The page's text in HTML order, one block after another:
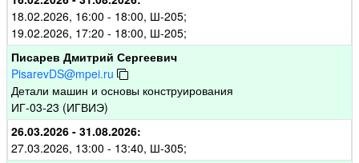
18.02.2026, 16:00 - 18:00, Ш-205;
19.02.2026, 17:20 - 18:00, Ш-205;
Писарев Дмитрий Сергеевич
PisarevDS@mpei.ru
Детали машин и основы конструирования
ИГ-03-23 (ИГВИЭ)
26.03.2026 - 31.08.2026:
27.03.2026, 13:00 - 13:40, Ш-305;